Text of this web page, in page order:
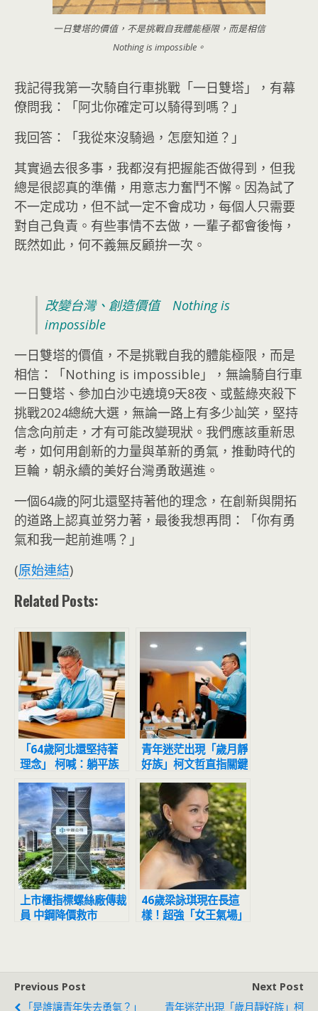
一日雙塔的價值，不是挑戰自我體能極限，而是相信
Nothing is impossible。
我記得我第一次騎自行車挑戰「一日雙塔」，有幕
僚問我：「阿北你確定可以騎得到嗎？」
我回答：「我從來沒騎過，怎麼知道？」
其實過去很多事，我都沒有把握能否做得到，但我
總是很認真的準備，用意志力奮鬥不懈。因為試了
不一定成功，但不試一定不會成功，每個人只需要
對自己負責。有些事情不去做，一輩子都會後悔，
既然如此，何不義無反顧拚一次。
改變台灣、創造價值 Nothing is
impossible
一日雙塔的價值，不是挑戰自我的體能極限，而是
相信：「Nothing is impossible」，無論騎自行車
一日雙塔、參加白沙屯遶境9天8夜、或藍綠夾殺下
挑戰2024總統大選，無論一路上有多少訕笑，堅持
信念向前走，才有可能改變現狀。我們應該重新思
考，如何用創新的力量與革新的勇氣，推動時代的
巨輪，朝永續的美好台灣勇敢邁進。
一個64歲的阿北還堅持著他的理念，在創新與開拓
的道路上認真並努力著，最後我想再問：「你有勇
氣和我一起前進嗎？」
(原始連結)
Related Posts:
「64歲阿北還堅持著
理念」 柯喊：躺平族
起來吧！
青年迷茫出現「歲月靜
好族」柯文哲直指關鍵
病灶
上市櫃指標螺絲廠傳裁
員 中鋼降價救市
46歲梁詠琪現在長這
樣！超強「女王氣場」
Previous Post
「是誰讓青年失去勇氣？」
Next Post
青年迷茫出現「歲月靜好族」柯